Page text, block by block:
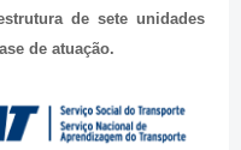
de sete unidades
de atuação.